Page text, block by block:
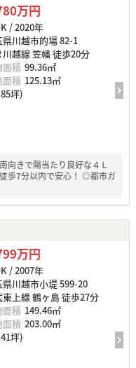
万円
/ 2020年
県川越市的場 82-1
川越線 笠幡 徒歩20分
面積 99.36㎡
面積 125.13㎡
坪)
きで陽当たり良好な４Ｌ
歩7分以内で安心！ ◎都市ガ
万円
/ 2007年
県川越市小堤 599-20
東上線 鶴ヶ島 徒歩27分
面積 149.46㎡
面積 203.00㎡
坪)